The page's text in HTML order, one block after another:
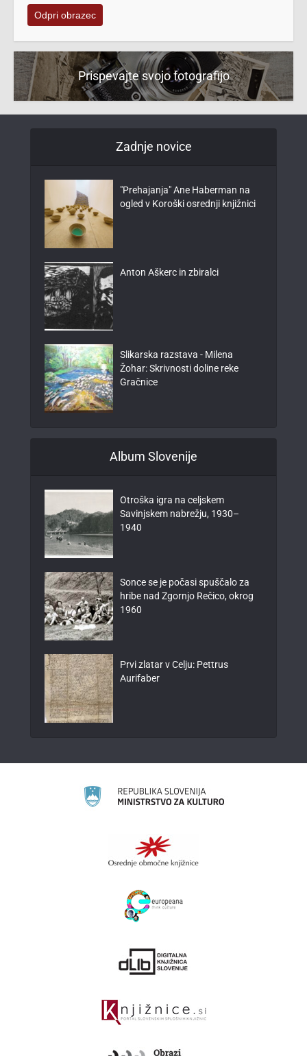
Odpri obrazec
Prispevajte svojo fotografijo
Zadnje novice
"Prehajanja" Ane Haberman na
ogled v Koroški osrednji knjižnici
Anton Aškerc in zbiralci
Slikarska razstava - Milena
Žohar: Skrivnosti doline reke
Gračnice
Album Slovenije
Otroška igra na celjskem
Savinjskem nabrežju, 1930–
1940
Sonce se je počasi spuščalo za
hribe nad Zgornjo Rečico, okrog
1960
Prvi zlatar v Celju: Pettrus
Aurifaber